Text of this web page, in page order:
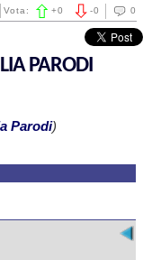
0
-0
Vota: +0
PARODI
Parodi)